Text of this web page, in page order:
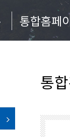
통합홈페
통